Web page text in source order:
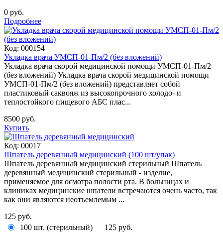
0 руб.
Подробнее
Код: 000154
Укладка врача УМСП-01-Пм/2 (без вложений)
Укладка врача скорой медицинской помощи УМСП-01-Пм/2
(без вложений) Укладка врача скорой медицинской помощи
УМСП-01-Пм/2 (без вложений) представляет собой
пластиковый саквояж из высокопрочного холодо- и
теплостойкого пищевого АБС плас...
8500 руб.
Купить
Код: 00017
Шпатель деревянный медицинский (100 шт/упак)
Шпатель деревянный медицинский стерильный Шпатель
деревянный медицинский стерильный - изделие,
применяемое для осмотра полости рта. В больницах и
клиниках медицинские шпатели встречаются очень часто, так
как они являются неотъемлемым ...
125 руб.
100 шт. (стерильный)
125 руб.